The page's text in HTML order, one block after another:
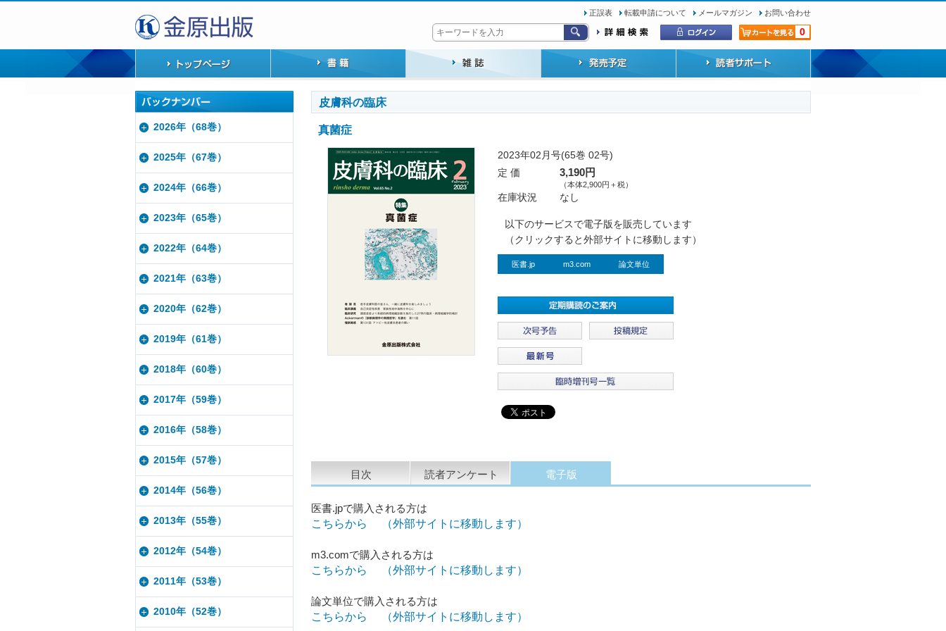
正誤表 転載申請について メールマガジン お問い合わせ
0
皮膚科の臨床
真菌症
2023年02月号(65巻 02号)
定 価
3,190円
（本体2,900円＋税）
在庫状況 なし
以下のサービスで電子版を販売しています
（クリックすると外部サイトに移動します）
医書.jp m3.com 論文単位
目次 読者アンケート 電子版
医書.jpで購入される方は
こちらから （外部サイトに移動します）
m3.comで購入される方は
こちらから （外部サイトに移動します）
論文単位で購入される方は
こちらから （外部サイトに移動します）
2026年（68巻）
2025年（67巻）
2024年（66巻）
2023年（65巻）
2022年（64巻）
2021年（63巻）
2020年（62巻）
2019年（61巻）
2018年（60巻）
2017年（59巻）
2016年（58巻）
2015年（57巻）
2014年（56巻）
2013年（55巻）
2012年（54巻）
2011年（53巻）
2010年（52巻）